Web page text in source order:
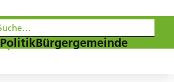
PolitikBürgergemeinde